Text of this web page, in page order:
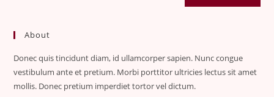
About
Donec quis tincidunt diam, id ullamcorper sapien. Nunc congue
vestibulum ante et pretium. Morbi porttitor ultricies lectus sit amet
mollis. Donec pretium imperdiet tortor vel dictum.